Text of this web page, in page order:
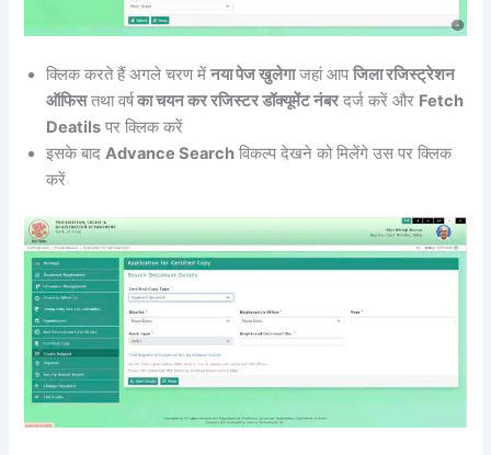
क्लिक करते हैं अगले चरण मेंनया पेज खुलेगाजहां आपजिला रजिस्ट्रेशन
ऑफिसतथा वर्षका चयन कर रजिस्टर डॉक्यूमेंट नंबरदर्ज करें और Fetch
Deatils पर क्लिक करें
इसके बादAdvance Search विकल्प देखने को मिलेंगे उस पर क्लिक
करें